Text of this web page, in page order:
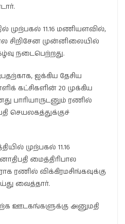
முற்பகல் 11.16 மணியளவில்,
சிறிசேன முன்னிலையில்
நடைபெற்றது.
ஐக்கிய தேசிய
கட்சிகளின் 20 முக்கிய
பாரியாருடனும் ரணில்
செயலகத்துக்குச்
முற்பகல் 11.16
மைத்திரிபால
ரணில் விக்கிரமசிங்கவுக்கு
வைத்தார்.
ஊடகங்களுக்கு அனுமதி